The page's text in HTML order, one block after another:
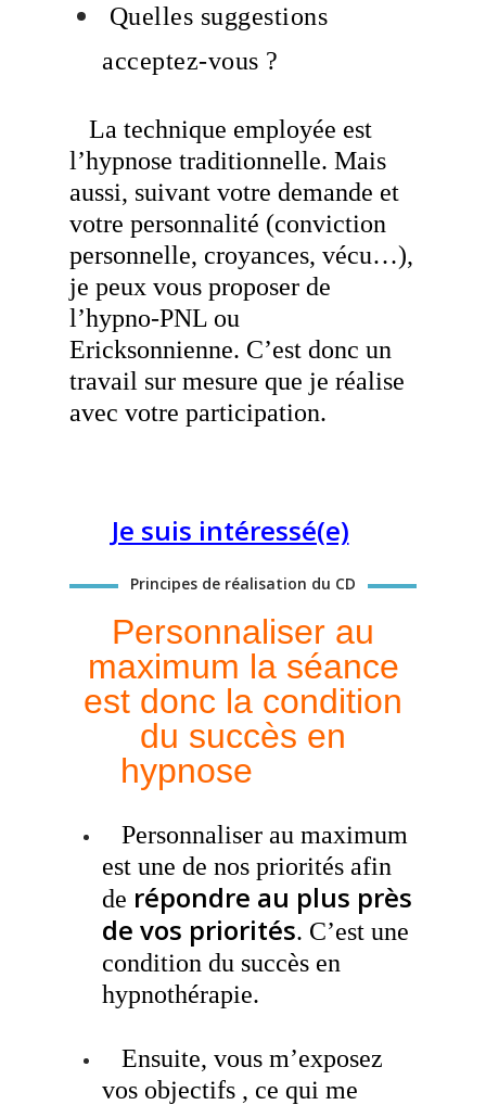
Quelles suggestions
acceptez-vous ?
La technique employée est
l’hypnose traditionnelle. Mais
aussi, suivant votre demande et
votre personnalité (conviction
personnelle, croyances, vécu…),
je peux vous proposer de
l’hypno-PNL ou
Ericksonnienne. C’est donc un
travail sur mesure que je réalise
avec votre participation.
Je suis intéressé(e)
Principes de réalisation du CD
Personnaliser au
maximum la séance
est donc la condition
du succès en
hypnose
Personnaliser au maximum
est une de nos priorités afin
de répondre au plus près
de vos priorités. C’est une
condition du succès en
hypnothérapie.
Ensuite, vous m’exposez
vos objectifs , ce qui me